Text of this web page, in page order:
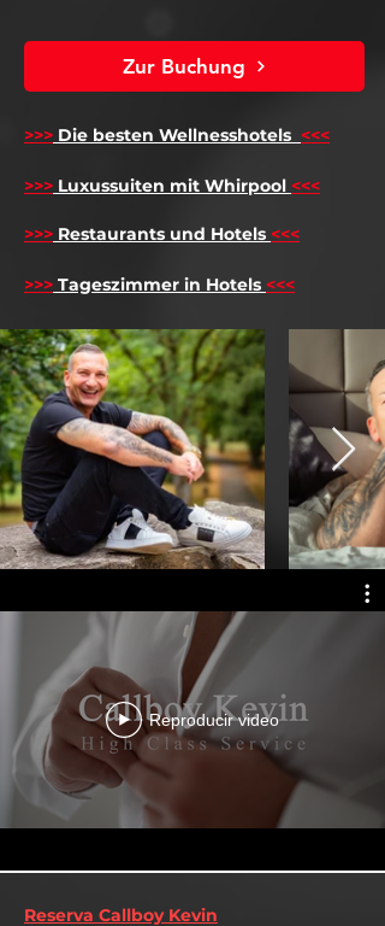
Zur Buchung
>>> Die besten Wellnesshotels <<<
>>> Luxussuiten mit Whirpool <<<
>>> Restaurants und Hotels <<<
>>> Tageszimmer in Hotels <<<
Reproducir video
Reserva Callboy Kevin